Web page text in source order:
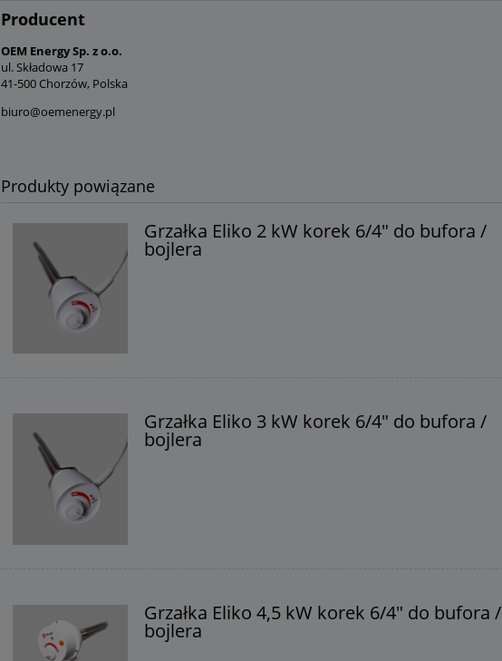
Producent
OEM Energy Sp. z o.o.
ul. Składowa 17
41-500 Chorzów, Polska
biuro@oemenergy.pl
Produkty powiązane
Grzałka Eliko 2 kW korek 6/4" do bufora /
bojlera
Grzałka Eliko 3 kW korek 6/4" do bufora /
bojlera
Grzałka Eliko 4,5 kW korek 6/4" do bufora /
bojlera